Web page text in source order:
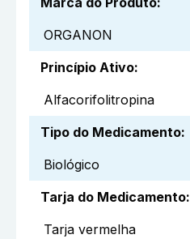
ORGANON
Princípio Ativo:
Alfacorifolitropina
Tipo do Medicamento:
Biológico
Tarja do Medicamento:
Tarja vermelha